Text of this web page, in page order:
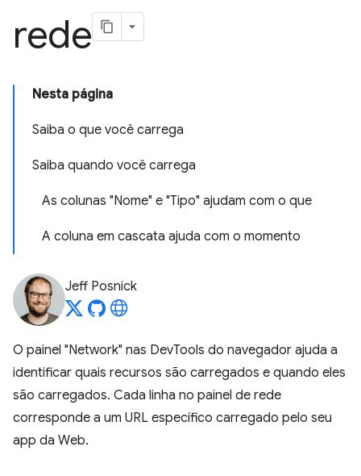
rede
Nesta página
Saiba o que você carrega
Saiba quando você carrega
As colunas "Nome" e "Tipo" ajudam com o que
A coluna em cascata ajuda com o momento
Jeff Posnick
O painel "Network" nas DevTools do navegador ajuda a
identificar quais recursos são carregados e quando eles
são carregados. Cada linha no painel de rede
corresponde a um URL específico carregado pelo seu
app da Web.